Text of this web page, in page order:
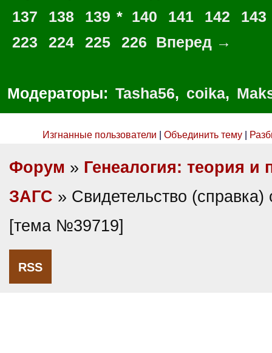
137
138 139 * 140 141 142 143
223
224 225 226 Вперед →
Модераторы: Tasha56, coika,
Изгнанные пользователи Объединить тему
Форум » Генеалогия: теория и
ЗАГС » Свидетельство (справка)
[тема №39719]
RSS